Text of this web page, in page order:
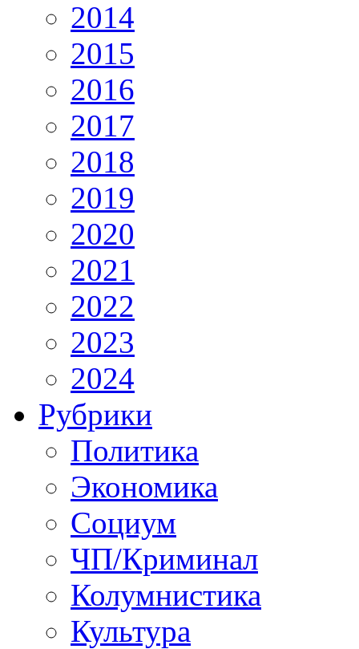
2014
2015
2016
2017
2018
2019
2020
2021
2022
2023
2024
Рубрики
Политика
Экономика
Социум
ЧП/Криминал
Колумнистика
Культура